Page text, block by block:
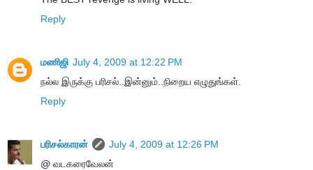
Reply
மணிஜி July 4, 2009 at 12:22 PM
நல்ல இருக்கு பரிசல்..இன்னும்..நிறைய எழுதுங்கள்.
Reply
பரிசல்காரன்
July 4, 2009 at 12:26 PM
@ வடகரைவேலன்